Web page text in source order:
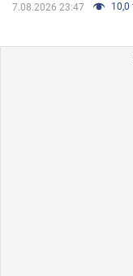
7.08.2026 23:47 10,0